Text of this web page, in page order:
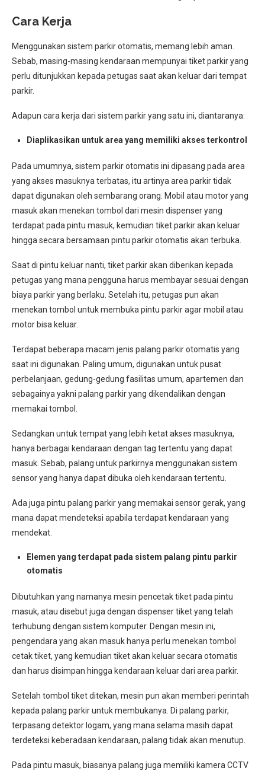
Cara Kerja
Menggunakan sistem parkir otomatis, memang lebih aman.
Sebab, masing-masing kendaraan mempunyai tiket parkir yang
perlu ditunjukkan kepada petugas saat akan keluar dari tempat
parkir.
Adapun cara kerja dari sistem parkir yang satu ini, diantaranya:
Diaplikasikan untuk area yang memiliki akses terkontrol
Pada umumnya, sistem parkir otomatis ini dipasang pada area
yang akses masuknya terbatas, itu artinya area parkir tidak
dapat digunakan oleh sembarang orang. Mobil atau motor yang
masuk akan menekan tombol dari mesin dispenser yang
terdapat pada pintu masuk, kemudian tiket parkir akan keluar
hingga secara bersamaan pintu parkir otomatis akan terbuka.
Saat di pintu keluar nanti, tiket parkir akan diberikan kepada
petugas yang mana pengguna harus membayar sesuai dengan
biaya parkir yang berlaku. Setelah itu, petugas pun akan
menekan tombol untuk membuka pintu parkir agar mobil atau
motor bisa keluar.
Terdapat beberapa macam jenis palang parkir otomatis yang
saat ini digunakan. Paling umum, digunakan untuk pusat
perbelanjaan, gedung-gedung fasilitas umum, apartemen dan
sebagainya yakni palang parkir yang dikendalikan dengan
memakai tombol.
Sedangkan untuk tempat yang lebih ketat akses masuknya,
hanya berbagai kendaraan dengan tag tertentu yang dapat
masuk. Sebab, palang untuk parkirnya menggunakan sistem
sensor yang hanya dapat dibuka oleh kendaraan tertentu.
Ada juga pintu palang parkir yang memakai sensor gerak, yang
mana dapat mendeteksi apabila terdapat kendaraan yang
mendekat.
Elemen yang terdapat pada sistem palang pintu parkir
otomatis
Dibutuhkan yang namanya mesin pencetak tiket pada pintu
masuk, atau disebut juga dengan dispenser tiket yang telah
terhubung dengan sistem komputer. Dengan mesin ini,
pengendara yang akan masuk hanya perlu menekan tombol
cetak tiket, yang kemudian tiket akan keluar secara otomatis
dan harus disimpan hingga kendaraan keluar dari area parkir.
Setelah tombol tiket ditekan, mesin pun akan memberi perintah
kepada palang parkir untuk membukanya. Di palang parkir,
terpasang detektor logam, yang mana selama masih dapat
terdeteksi keberadaan kendaraan, palang tidak akan menutup.
Pada pintu masuk, biasanya palang juga memiliki kamera CCTV